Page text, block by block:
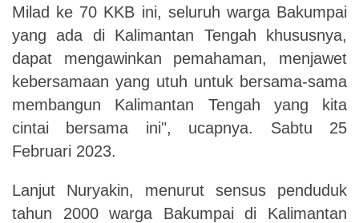
Milad ke 70 KKB ini, seluruh warga Bakumpai
yang ada di Kalimantan Tengah khususnya,
dapat mengawinkan pemahaman, menjawet
kebersamaan yang utuh untuk bersama-sama
membangun Kalimantan Tengah yang kita
cintai bersama ini", ucapnya. Sabtu 25
Februari 2023.
Lanjut Nuryakin, menurut sensus penduduk
tahun 2000 warga Bakumpai di Kalimantan